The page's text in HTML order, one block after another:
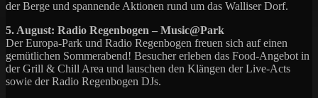
der Berge und spannende Aktionen rund um das Walliser Dorf.
5. August: Radio Regenbogen – Music@Park
Der Europa-Park und Radio Regenbogen freuen sich auf einen
gemütlichen Sommerabend! Besucher erleben das Food-Angebot in
der Grill & Chill Area und lauschen den Klängen der Live-Acts
sowie der Radio Regenbogen DJs.